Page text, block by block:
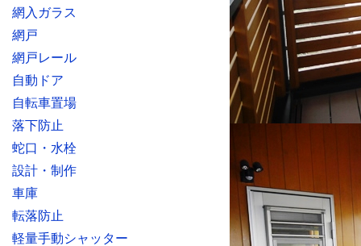
網入ガラス
網戸
網戸レール
自動ドア
自転車置場
落下防止
蛇口・水栓
設計・制作
車庫
転落防止
軽量手動シャッター